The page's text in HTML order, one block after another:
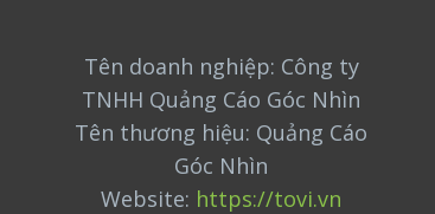
Tên doanh nghiệp: Công ty
TNHH Quảng Cáo Góc Nhìn
Tên thương hiệu: Quảng Cáo
Góc Nhìn
Website: https://tovi.vn